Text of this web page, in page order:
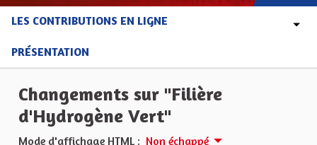
LES CONTRIBUTIONS EN LIGNE
PRÉSENTATION
Changements sur "Filière
d'Hydrogène Vert"
Mode d'affichage HTML : Non échappé